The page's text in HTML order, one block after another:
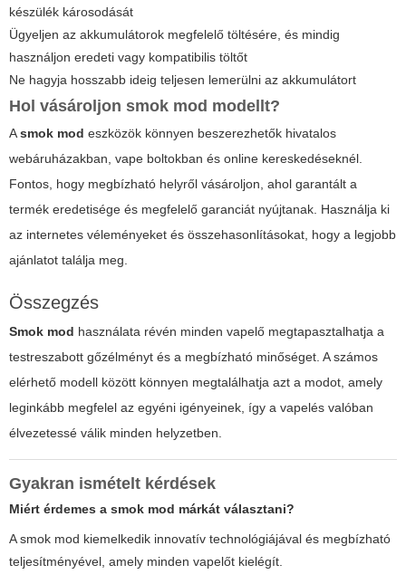
készülék károsodását
Ügyeljen az akkumulátorok megfelelő töltésére, és mindig
használjon eredeti vagy kompatibilis töltőt
Ne hagyja hosszabb ideig teljesen lemerülni az akkumulátort
Hol vásároljon smok mod modellt?
Asmok mod eszközök könnyen beszerezhetők hivatalos
webáruházakban, vape boltokban és online kereskedéseknél.
Fontos, hogy megbízható helyről vásároljon, ahol garantált a
termék eredetisége és megfelelő garanciát nyújtanak. Használja ki
az internetes véleményeket és összehasonlításokat, hogy a legjobb
ajánlatot találja meg.
Összegzés
Smok mod használata révén minden vapelő megtapasztalhatja a
testreszabott gőzélményt és a megbízható minőséget. A számos
elérhető modell között könnyen megtalálhatja azt a modot , amely
leginkább megfelel az egyéni igényeinek, így a vapelés valóban
élvezetessé válik minden helyzetben.
Gyakran ismételt kérdések
Miért érdemes a smok mod márkát választani?
A smok mod kiemelkedik innovatív technológiájával és megbízható
teljesítményével, amely minden vapelőt kielégít.